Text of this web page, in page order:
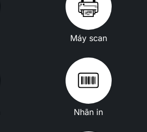
Máy scan
Nhãn in